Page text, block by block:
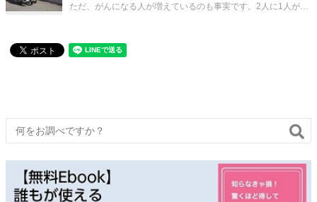
ただ、がんになる人が増えているのも事実です。2人に1人がが
のは困難ですが、予防を